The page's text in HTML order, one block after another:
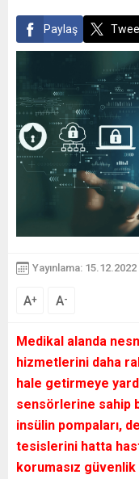
Paylaş
Yayınlama: 15.12.2022
A+ A-
Medikal alanda
hizmetlerini daha
hale getirmeye
sensörlerine sahip
insülin pompaları,
tesislerini hatta
korumasız güvenlik